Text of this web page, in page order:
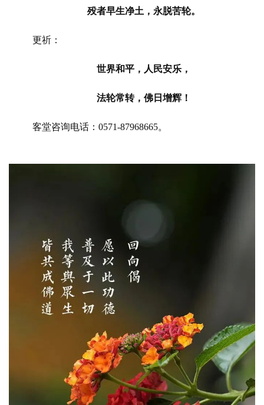
视
殁者早生净土，永脱苦轮。
更祈：
世界和平，人民安乐，
法轮常转，佛日增辉！
客堂咨询电话： 0571-87968665。